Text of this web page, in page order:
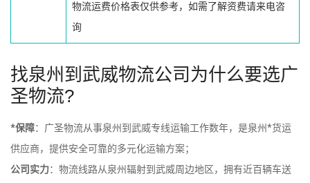
物流运费价格表仅供参考，如需了解资费请来电咨
询
找泉州到武威物流公司为什么要选广
圣物流?
*保障：广圣物流从事泉州到武威专线运输工作数年，是泉州*货运
供应商，提供安全可靠的多元化运输方案；
公司实力：物流线路从泉州辐射到武威周边地区，拥有近百辆车送